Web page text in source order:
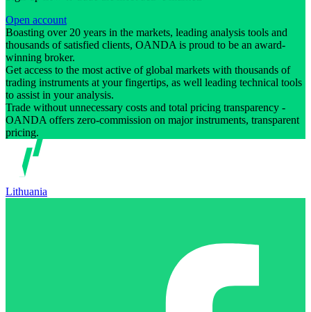
Open account
Boasting over 20 years in the markets, leading analysis tools and
thousands of satisfied clients, OANDA is proud to be an award-
winning broker.
Get access to the most active of global markets with thousands of
trading instruments at your fingertips, as well leading technical tools
to assist in your analysis.
Trade without unnecessary costs and total pricing transparency -
OANDA offers zero-commission on major instruments, transparent
pricing.
Lithuania